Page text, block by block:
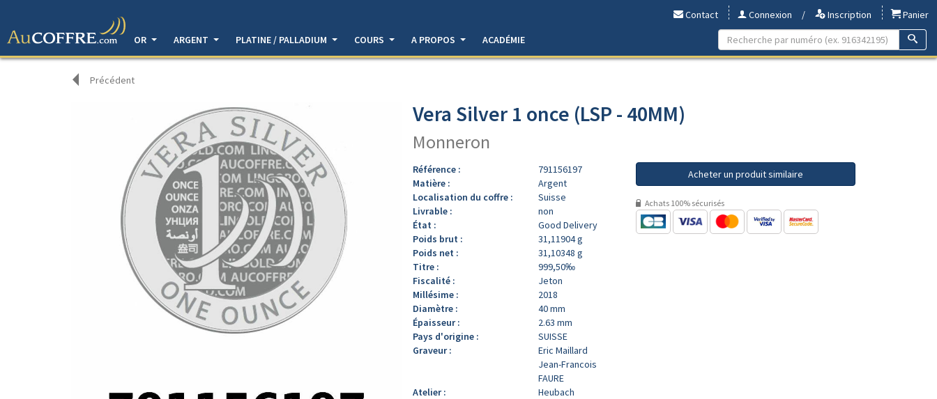
Contact Connexion / Inscription
Panier
OR
ARGENT PLATINE / PALLADIUM COURS A PROPOS ACADÉMIE
Précédent
Vera Silver 1 once (LSP - 40MM)
Monneron
Référence :
791156197
Matière :
Argent
Localisation du coffre :
Suisse
Livrable :
non
État :
Good Delivery
Poids brut :
31,11904 g
Poids net :
31,10348 g
Titre :
999,50‰
Fiscalité :
Jeton
Millésime :
2018
Diamètre :
40 mm
Épaisseur :
2.63 mm
Pays d'origine :
SUISSE
Graveur :
Eric Maillard
Jean-Francois
FAURE
Atelier :
Heubach
Acheter un produit similaire
Achats 100% sécurisés